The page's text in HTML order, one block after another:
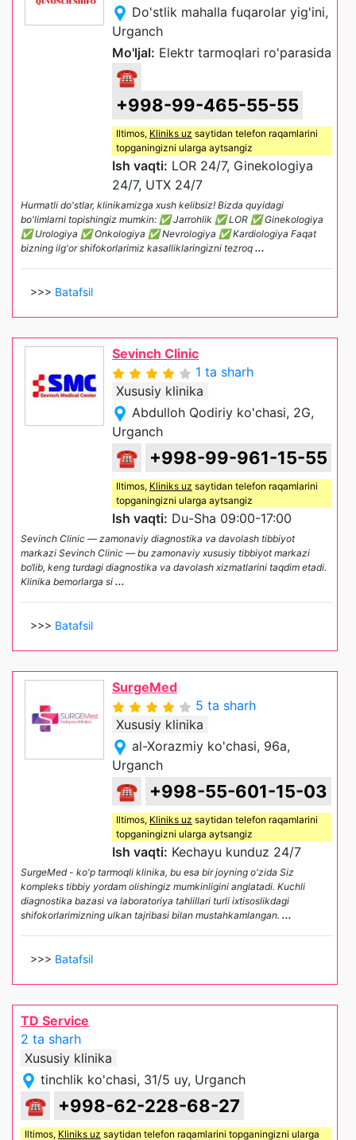
Do'stlik mahalla fuqarolar yig'ini,
Urganch
Mo'ljal: Elektr tarmoqlari ro'parasida
☎
+998-99-465-55-55
Iltimos, Kliniks uz saytidan telefon raqamlarini
topganingizni ularga aytsangiz
Ish vaqti: LOR 24/7, Ginekologiya
24/7, UTX 24/7
Hurmatli do'stlar, klinikamizga xush kelibsiz! Bizda quyidagi
bo'limlarni topishingiz mumkin: ✅ Jarrohlik ✅ LOR ✅ Ginekologiya
✅ Urologiya ✅ Onkologiya ✅ Nevrologiya ✅ Kardiologiya Faqat
bizning ilg'or shifokorlarimiz kasalliklaringizni tezroq ...
>>> Batafsil
Sevinch Clinic
1 ta sharh
Xususiy klinika
Abdulloh Qodiriy ko'chasi, 2G,
Urganch
☎ +998-99-961-15-55
Iltimos, Kliniks uz saytidan telefon raqamlarini
topganingizni ularga aytsangiz
Ish vaqti: Du-Sha 09:00-17:00
Sevinch Clinic — zamonaviy diagnostika va davolash tibbiyot
markazi Sevinch Clinic — bu zamonaviy xususiy tibbiyot markazi
bo‘lib, keng turdagi diagnostika va davolash xizmatlarini taqdim etadi.
Klinika bemorlarga si ...
>>> Batafsil
SurgeMed
5 ta sharh
Xususiy klinika
al-Xorazmiy ko'chasi, 96a,
Urganch
☎ +998-55-601-15-03
Iltimos, Kliniks uz saytidan telefon raqamlarini
topganingizni ularga aytsangiz
Ish vaqti: Kechayu kunduz 24/7
SurgeMed - ko'p tarmoqli klinika, bu esa bir joyning o'zida Siz
kompleks tibbiy yordam olishingiz mumkinligini anglatadi. Kuchli
diagnostika bazasi va laboratoriya tahlillari turli ixtisoslikdagi
shifokorlarimizning ulkan tajribasi bilan mustahkamlangan. ...
>>> Batafsil
TD Service
2 ta sharh
Xususiy klinika
tinchlik ko'chasi, 31/5 uy, Urganch
☎ +998-62-228-68-27
Iltimos, Kliniks uz saytidan telefon raqamlarini topganingizni ularga